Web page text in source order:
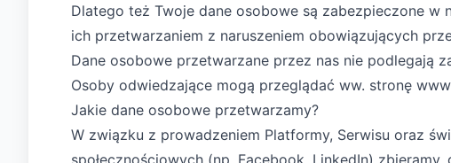
Dlatego też Twoje dane osobowe są zabezpieczone
ich przetwarzaniem z naruszeniem obowiązujących
Dane osobowe przetwarzane przez nas nie podlegają
Osoby odwiedzające mogą przeglądać ww. stronę
Jakie dane osobowe przetwarzamy?
W związku z prowadzeniem Platformy, Serwisu oraz
społecznościowych (np. Facebook, LinkedIn)